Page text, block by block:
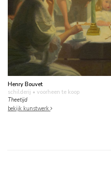
Henry Bouvet
schilderij • voorheen te koop
Theetijd
bekijk kunstwerk